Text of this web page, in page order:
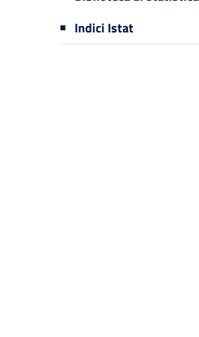
Indici Istat